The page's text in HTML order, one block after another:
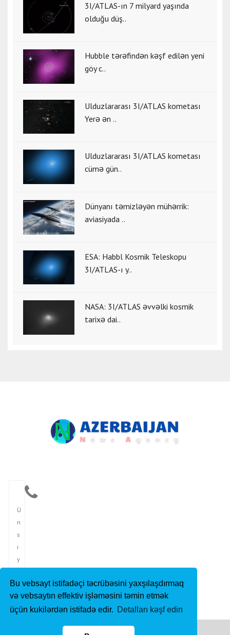
Bu vebsayt istifadəçi təcrübəsini yaxşılaşdırmaq
və vebsaytın effektiv işləməsini təmin etmək
üçün kukilərdən istifadə edir. Detalları kəşf edin
3I/ATLAS-ın 7 milyard yaşında
olduğu düş..
Hubble tərəfindən kəşf edilən yeni
göy c..
Ulduzlararası 3I/ATLAS kometası
Yerə ən ..
Ulduzlararası 3I/ATLAS kometası
cümə gün..
Dünyanı təmizləyən mühərrik:
aviasiyada ..
ESA: Habbl Kosmik Teleskopu
3I/ATLAS-ı y..
NASA: 3I/ATLAS əvvəlki kosmik
tarixə dai..
Ü
n
s
i
y
ə
t